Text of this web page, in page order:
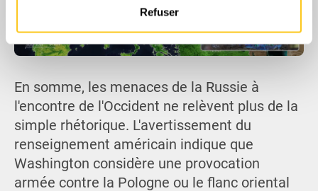
notre site avec nos partenaires de médias sociaux, de
ou qu'ils ont collectées lors de votre utilisation de leurs
Refuser
En somme, les menaces de la Russie à
l'encontre de l'Occident ne relèvent plus de la
simple rhétorique. L'avertissement du
renseignement américain indique que
Washington considère une provocation
armée contre la Pologne ou le flanc oriental